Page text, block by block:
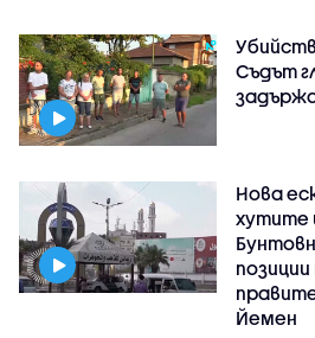
Съдът
Нова
хутите
позиции
Йемен